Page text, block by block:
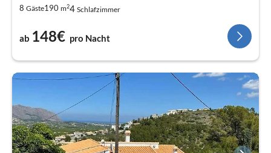
8 Gäste190 m24 Schlafzimmer
ab 148€ pro Nacht